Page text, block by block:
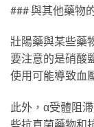
### 與其他藥物
壯陽藥與某些藥
要注意的是硝酸
使用可能導致血
此外，α受體阻
些抗真菌藥物和